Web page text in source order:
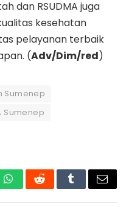
dan RSUDMA juga
kesehatan
pelayanan terbaik
(Adv/Dim/red)
Sumenep
Sumenep
WhatsAppRedditTumblrEmail